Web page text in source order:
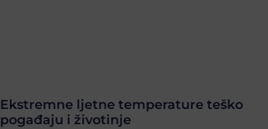
Ekstremne ljetne temperature teško
pogađaju i životinje